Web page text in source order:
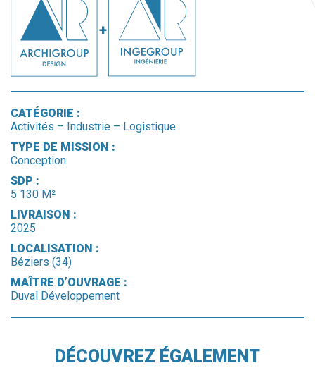
CATÉGORIE :
Activités – Industrie – Logistique
TYPE DE MISSION :
Conception
SDP :
5 130 M²
LIVRAISON :
2025
LOCALISATION :
Béziers (34)
MAÎTRE D’OUVRAGE :
Duval Développement
DÉCOUVREZ ÉGALEMENT